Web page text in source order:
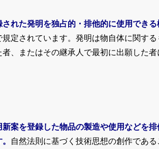
れた発明を独占的・排他的に使用できる
定されています。発明は物自体に関す
、またはその継承人で最初に出願した
案を登録した物品の製造や使用などを
自然法則に基づく技術思想の創作であ